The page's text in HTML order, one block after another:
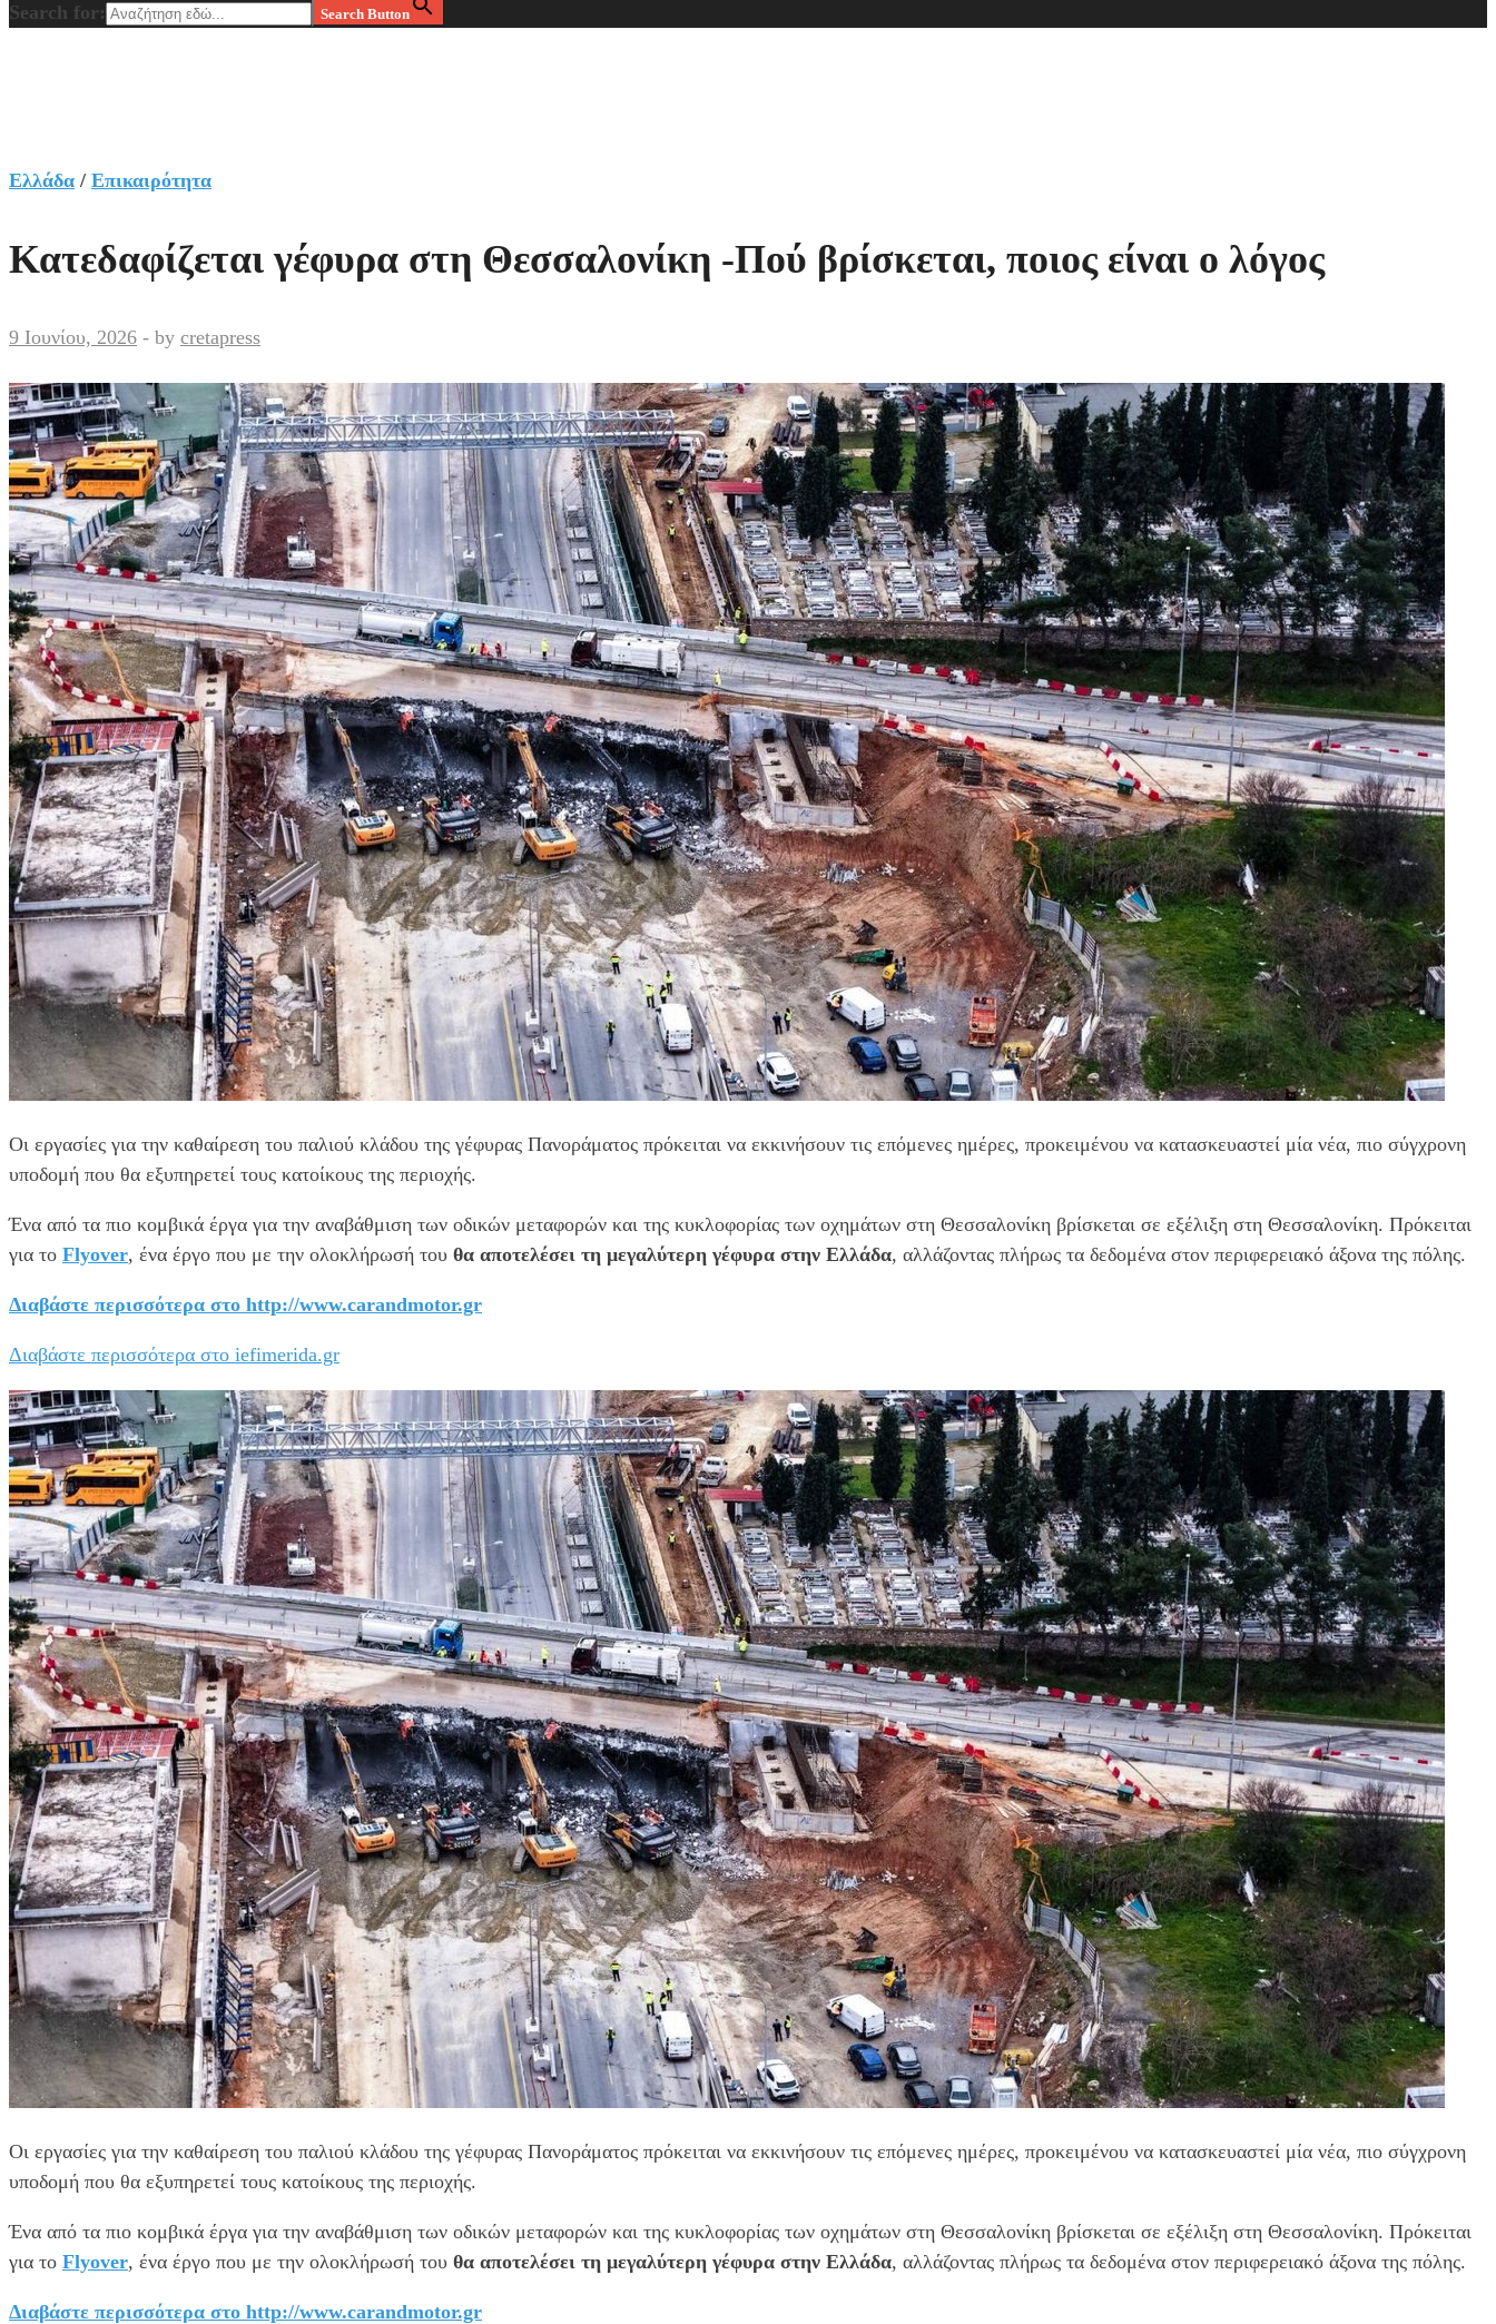
Search for: Search Button
Ελλάδα / Επικαιρότητα
Κατεδαφίζεται γέφυρα στη Θεσσαλονίκη -Πού βρίσκεται, ποιος είναι ο λόγος
9 Ιουνίου, 2026 - by cretapress
Οι εργασίες για την καθαίρεση του παλιού κλάδου της γέφυρας Πανοράματος πρόκειται να εκκινήσουν τις επόμενες ημέρες, προκειμένου να κατασκευαστεί μία νέα, πιο σύγχρονη
υποδομή που θα εξυπηρετεί τους κατοίκους της περιοχής.
Ένα από τα πιο κομβικά έργα για την αναβάθμιση των οδικών μεταφορών και της κυκλοφορίας των οχημάτων στη Θεσσαλονίκη βρίσκεται σε εξέλιξη στη Θεσσαλονίκη. Πρόκειται
για το Flyover, ένα έργο που με την ολοκλήρωσή του θα αποτελέσει τη μεγαλύτερη γέφυρα στην Ελλάδα, αλλάζοντας πλήρως τα δεδομένα στον περιφερειακό άξονα της πόλης.
Διαβάστε περισσότερα στο http://www.carandmotor.gr
Διαβάστε περισσότερα στο iefimerida.gr
Οι εργασίες για την καθαίρεση του παλιού κλάδου της γέφυρας Πανοράματος πρόκειται να εκκινήσουν τις επόμενες ημέρες, προκειμένου να κατασκευαστεί μία νέα, πιο σύγχρονη
υποδομή που θα εξυπηρετεί τους κατοίκους της περιοχής.
Ένα από τα πιο κομβικά έργα για την αναβάθμιση των οδικών μεταφορών και της κυκλοφορίας των οχημάτων στη Θεσσαλονίκη βρίσκεται σε εξέλιξη στη Θεσσαλονίκη. Πρόκειται
για το Flyover, ένα έργο που με την ολοκλήρωσή του θα αποτελέσει τη μεγαλύτερη γέφυρα στην Ελλάδα, αλλάζοντας πλήρως τα δεδομένα στον περιφερειακό άξονα της πόλης.
Διαβάστε περισσότερα στο http://www.carandmotor.gr